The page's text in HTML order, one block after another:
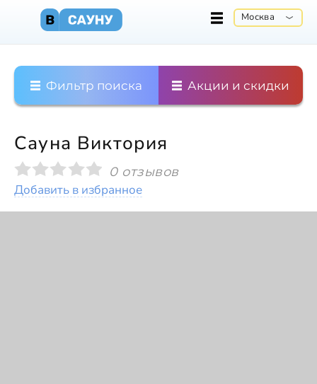
Москва
Фильтр поиска Акции и скидки
Сауна Виктория
0 отзывов
Добавить в избранное